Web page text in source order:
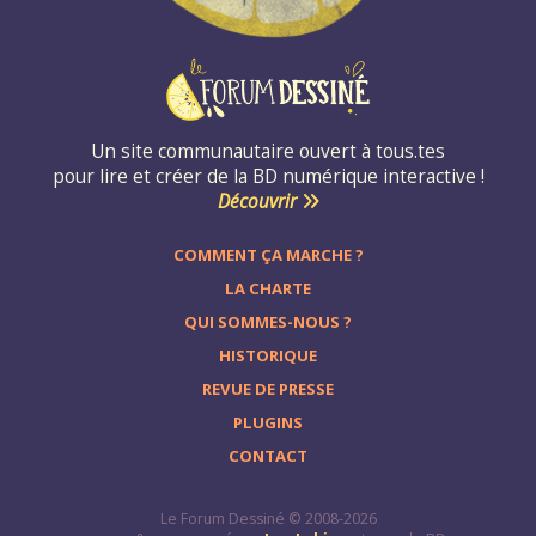
Un site communautaire ouvert à tous.tes
pour lire et créer de la BD numérique interactive !
Découvrir
COMMENT ÇA MARCHE ?
LA CHARTE
QUI SOMMES-NOUS ?
HISTORIQUE
REVUE DE PRESSE
PLUGINS
CONTACT
Le Forum Dessiné © 2008-2026